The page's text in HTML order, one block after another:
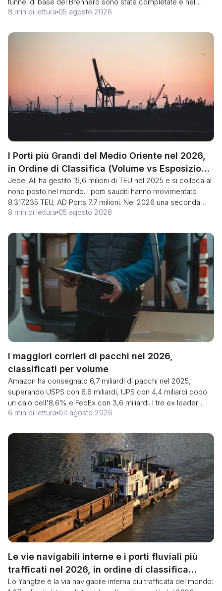
2032 aprirà un tracciato di 64 chilometri. Ecco la classifica,
percorso: la categoria del tunnel per le vostre merci
notturne di otto ore al Monte Bianco da metà settembre.
8 min di lettura 05 agosto 2026
I Porti più Grandi del Medio Oriente nel 2026,
in Ordine di Classifica (Volume vs Esposizione
allo Stretto)
Jebel Ali ha gestito 15,6 milioni di TEU nel 2025 e si colloca al
nono posto nel mondo. I porti sauditi hanno movimentato
8.317.235 TEU, AD Ports 7,7 milioni. Nel 2026 una seconda
colonna conta quanto il volume: da quale parte dello Stretto di
ufficialmente aperto ha comunque visto sei transiti in un
giorno.
8 min di lettura 05 agosto 2026
I maggiori corrieri di pacchi nel 2026,
classificati per volume
Amazon ha consegnato 6,7 miliardi di pacchi nel 2025,
superando USPS con 6,6 miliardi, UPS con 4,4 miliardi dopo
un calo dell'8,6% e FedEx con 3,6 miliardi. I tre ex leader
gestiscono ora il 61% dei pacchi statunitensi, in calo rispetto
cinese e SF Express non è nemmeno leader in quella.
6 min di lettura 04 agosto 2026
Le vie navigabili interne e i porti fluviali più
trafficati nel 2026, in ordine di classifica
(Tonnellaggio vs Rischio di pescaggio)
Lo Yangtze è la via navigabile interna più trafficata del mondo: